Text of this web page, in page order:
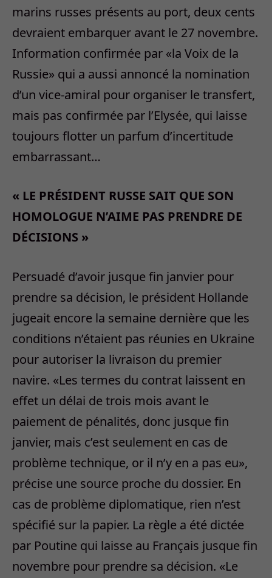
marins russes présents au port, deux cents
devraient embarquer avant le 27 novembre.
Information confirmée par «la Voix de la
Russie» qui a aussi annoncé la nomination
d’un vice-amiral pour organiser le transfert,
mais pas confirmée par l’Elysée, qui laisse
toujours flotter un parfum d’incertitude
embarrassant…
« LE PRÉSIDENT RUSSE SAIT QUE SON
HOMOLOGUE N’AIME PAS PRENDRE DE
DÉCISIONS »
Persuadé d’avoir jusque fin janvier pour
prendre sa décision, le président Hollande
jugeait encore la semaine dernière que les
conditions n’étaient pas réunies en Ukraine
pour autoriser la livraison du premier
navire. «Les termes du contrat laissent en
effet un délai de trois mois avant le
paiement de pénalités, donc jusque fin
janvier, mais c’est seulement en cas de
problème technique, or il n’y en a pas eu»,
précise une source proche du dossier. En
cas de problème diplomatique, rien n’est
spécifié sur la papier. La règle a été dictée
par Poutine qui laisse au Français jusque fin
novembre pour prendre sa décision. «Le